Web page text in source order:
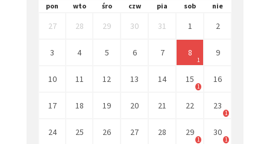
pon wto śro czw pia sob nie
27 28 29 30 31 1 2
3 4 5 6 7 8
1
9
10 11 12 13 14 15
1
16
17 18 19 20 21 22 23
1
24 25 26 27 28 29
1
30
1